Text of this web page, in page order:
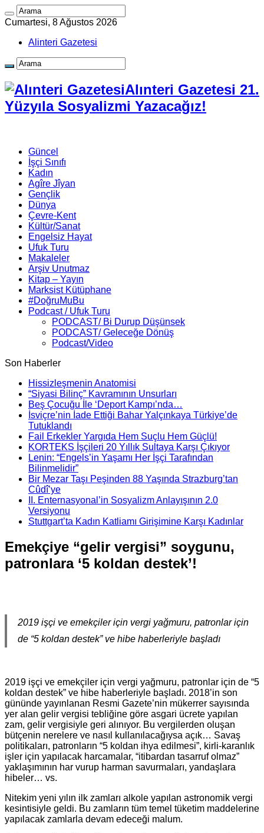
Cumartesi, 8 Ağustos 2026
Alinteri Gazetesi
Alınteri Gazetesi 21.
Yüzyıla Sosyalizmi Yazacağız!
Güncel
İşçi Sınıfı
Kadın
Agîre Jîyan
Gençlik
Dünya
Çevre-Kent
Kültür/Sanat
Engelsiz Hayat
Ufuk Turu
Makaleler
Arşiv Unutmaz
Kitap – Yayın
Marksist Kütüphane
#DoğruMuBu
Podcast / Ufuk Turu
PODCAST/ Bi Durup Düşünsek
PODCAST/ Geleceğe Dönüş
Podcast/Video
Son Haberler
Hissizleşmenin Anatomisi
“Siyasi Bilinç” Kavramının Unsurları
Beş Çocuğu İle ‘Deport Kampı’nda…
İsviçre’nin İade Ettiği Bahar Yalçınkaya Türkiye’de
Tutuklandı
Fail Erkekler Yargıda Hem Suçlu Hem Güçlü!
KORTEKS İşçileri 20 Yıllık Sultaya Karşı Çıkıyor
Lenin: “Engels’in Yaşamı Her İşçi Tarafından
Bilinmelidir”
Bir Mezar Taşı Peşinden 88 Yaşında Strazburg’tan
Cûdî’ye
II. Enternasyonal’in Sosyalizm Anlayışının 2.0
Versiyonu
Stuttgart’ta Kadın Katliamı Girişimine Karşı Kadınlar
Emekçiye “gelir vergisi” soygunu,
patronlara ‘5 koldan destek’!
2019 işçi ve emekçiler için vergi yağmuru, patronlar için
de “5 koldan destek” ve hibe haberleriyle başladı
2019 işçi ve emekçiler için vergi yağmuru, patronlar için de “5
koldan destek” ve hibe haberleriyle başladı. 2018’in son
gününde yayınlanan Resmi Gazete’nin mükerrer sayısında
yer alan gelir vergisi tebliğine göre asgari ücrete yapılan
zam, gelir vergisiyle geri alınıyor. Bu vergilerden oluşan
bütçenin nerelere ve nasıl kullanılacağıysa açık… Savaş
politikaları, patronların “5 koldan ihya edilmesi”, kirli-karanlık
işler için yapılacak harcamalar, “itibardan tasarruf olmaz”
yaklaşımının har vurup harman savurmaları, yandaşlara
hibeler… vs.
Nitekim yeni yılın ilk zamları alkole yapılan astronomik vergi
kesintisiyle geldi. Bu zamların tüm temel tüketim maddelerine
yapılacak zamlarla devam edeceği malum.